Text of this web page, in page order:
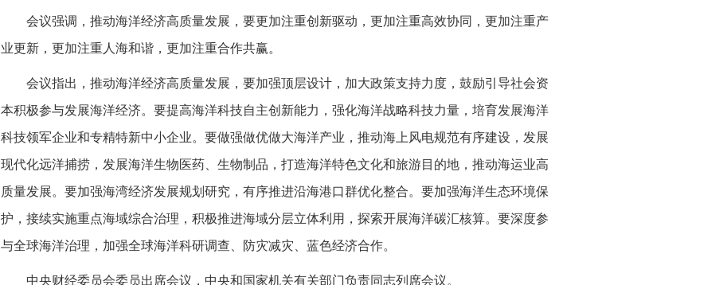
会议强调，推动海洋经济高质量发展，要更加注重创新驱动，更加注重高效协同，更加注重产
业更新，更加注重人海和谐，更加注重合作共赢。
会议指出，推动海洋经济高质量发展，要加强顶层设计，加大政策支持力度，鼓励引导社会资
本积极参与发展海洋经济。要提高海洋科技自主创新能力，强化海洋战略科技力量，培育发展海洋
科技领军企业和专精特新中小企业。要做强做优做大海洋产业，推动海上风电规范有序建设，发展
现代化远洋捕捞，发展海洋生物医药、生物制品，打造海洋特色文化和旅游目的地，推动海运业高
质量发展。要加强海湾经济发展规划研究，有序推进沿海港口群优化整合。要加强海洋生态环境保
护，接续实施重点海域综合治理，积极推进海域分层立体利用，探索开展海洋碳汇核算。要深度参
与全球海洋治理，加强全球海洋科研调查、防灾减灾、蓝色经济合作。
中央财经委员会委员出席会议，中央和国家机关有关部门负责同志列席会议。